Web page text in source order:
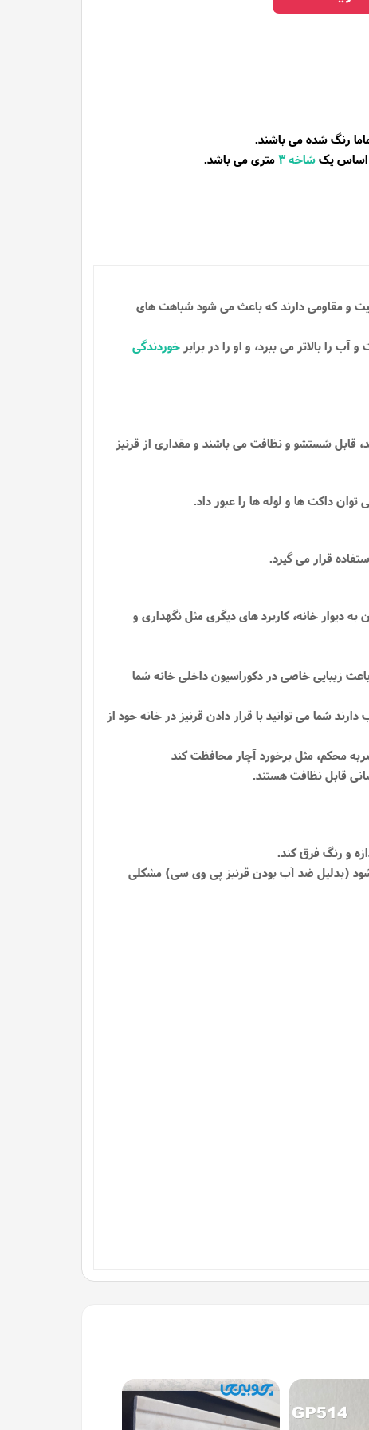
رنگ شده می باشند.
اساس یکشاخه3متری می باشد.
و مقاومی دارند که باعث می شود شباهت های
را بالاتر می ببرد، و او را در برابر خوردندگی
قابل شستشو و نظافت می باشند و مقداری از قرنیز
داکت ها و لوله ها را عبور داد.
قرار می گیرد.
دیوار خانه، کاربرد های دیگری مثل نگهداری و
زیبایی خاصی در دکوراسیون داخلی خانه شما
شما می توانید با قرار دادن قرنیز در خانه خود از
بشود (بدلیل ضد آب بودن قرنیز پی وی سی) مشکلی